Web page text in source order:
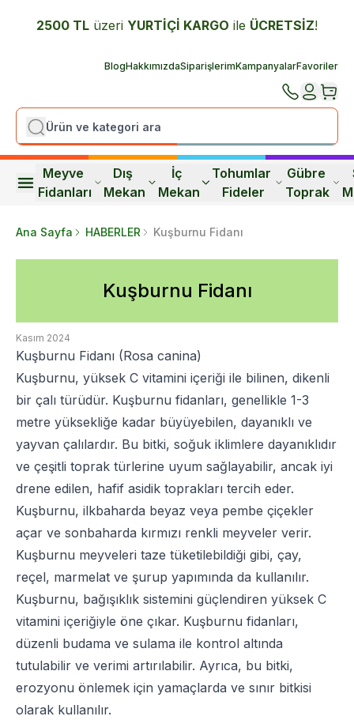
2500 TL üzeri YURTİÇİ KARGO ile ÜCRETSİZ!
BlogHakkımızdaSiparişlerimKampanyalarFavoriler
Meyve
Fidanları
Dış
Mekan
İç
Mekan
Tohumlar
Fideler
Gübre
Toprak
Ana Sayfa HABERLER Kuşburnu Fidanı
Kuşburnu Fidanı
Kasım 2024
Kuşburnu Fidanı (Rosa canina)
Kuşburnu, yüksek C vitamini içeriği ile bilinen, dikenli
bir çalı türüdür. Kuşburnu fidanları, genellikle 1-3
metre yüksekliğe kadar büyüyebilen, dayanıklı ve
yayvan çalılardır. Bu bitki, soğuk iklimlere dayanıklıdır
ve çeşitli toprak türlerine uyum sağlayabilir, ancak iyi
drene edilen, hafif asidik toprakları tercih eder.
Kuşburnu, ilkbaharda beyaz veya pembe çiçekler
açar ve sonbaharda kırmızı renkli meyveler verir.
Kuşburnu meyveleri taze tüketilebildiği gibi, çay,
reçel, marmelat ve şurup yapımında da kullanılır.
Kuşburnu, bağışıklık sistemini güçlendiren yüksek C
vitamini içeriğiyle öne çıkar. Kuşburnu fidanları,
düzenli budama ve sulama ile kontrol altında
tutulabilir ve verimi artırılabilir. Ayrıca, bu bitki,
erozyonu önlemek için yamaçlarda ve sınır bitkisi
olarak kullanılır.